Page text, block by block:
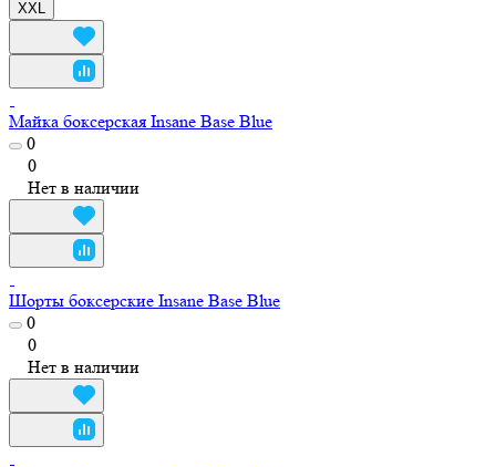
XXL
Майка боксерская Insane Base Blue
0
0
Нет в наличии
Шорты боксерские Insane Base Blue
0
0
Нет в наличии